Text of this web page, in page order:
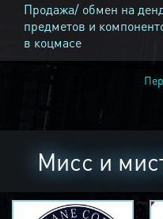
Продажа/ обмен на
предметов и
в коцмасе
Мисс и